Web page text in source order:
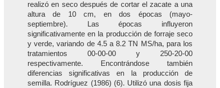
realizó en seco después de cortar el zacate a una
altura de 10 cm, en dos épocas (mayo-
septiembre). Las épocas influyeron
significativamente en la producción de forraje seco
y verde, variando de 4.5 a 8.2 TN MS/ha, para los
tratamientos 00-00-00 y 250-20-00
respectivamente. Encontrándose también
diferencias significativas en la producción de
semilla. Rodríguez (1986) (6). Utilizó una dosis fija